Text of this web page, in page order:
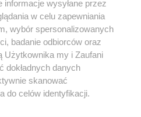
Instagram Youtube
informacje wysyłane przez
w celu zapewniania
wybór spersonalizowanych
badanie odbiorców oraz
Użytkownika my i Zaufani
dokładnych danych
skanować
do celów identyfikacji.